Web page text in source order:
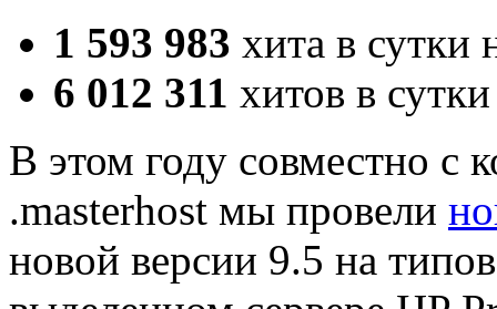
1 593 983 хита в сутки
6 012 311 хитов в
В этом году совместно с
.masterhost мы провели
новой версии 9.5 на